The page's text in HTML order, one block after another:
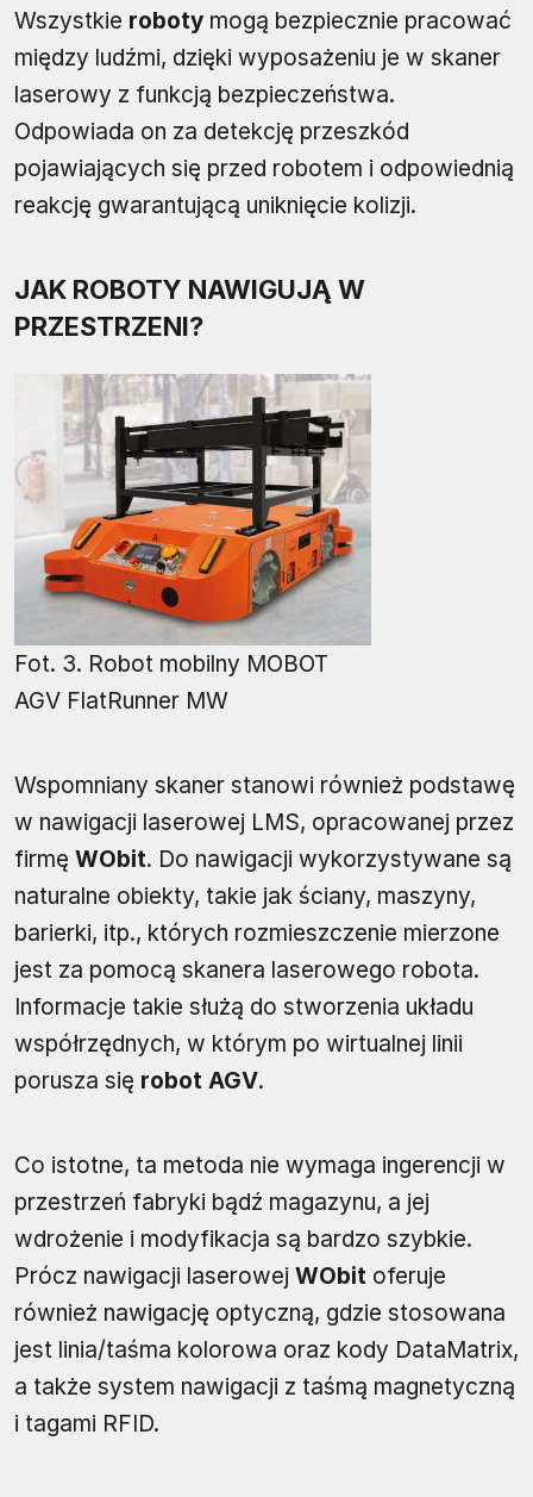
Wszystkie roboty mogą bezpiecznie pracować
między ludźmi, dzięki wyposażeniu je w skaner
laserowy z funkcją bezpieczeństwa.
Odpowiada on za detekcję przeszkód
pojawiających się przed robotem i odpowiednią
reakcję gwarantującą uniknięcie kolizji.
JAK ROBOTY NAWIGUJĄ W
PRZESTRZENI?
Fot. 3. Robot mobilny MOBOT
AGV FlatRunner MW
Wspomniany skaner stanowi również podstawę
w nawigacji laserowej LMS, opracowanej przez
firmę WObit. Do nawigacji wykorzystywane są
naturalne obiekty, takie jak ściany, maszyny,
barierki, itp., których rozmieszczenie mierzone
jest za pomocą skanera laserowego robota.
Informacje takie służą do stworzenia układu
współrzędnych, w którym po wirtualnej linii
porusza się robot AGV.
Co istotne, ta metoda nie wymaga ingerencji w
przestrzeń fabryki bądź magazynu, a jej
wdrożenie i modyfikacja są bardzo szybkie.
Prócz nawigacji laserowej WObit oferuje
również nawigację optyczną, gdzie stosowana
jest linia/taśma kolorowa oraz kody DataMatrix,
a także system nawigacji z taśmą magnetyczną
i tagami RFID.